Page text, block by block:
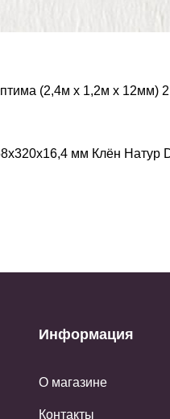
(2,4м х 1,2м х 12мм)
мм Клён Натур
Информация
О магазине
Контакты